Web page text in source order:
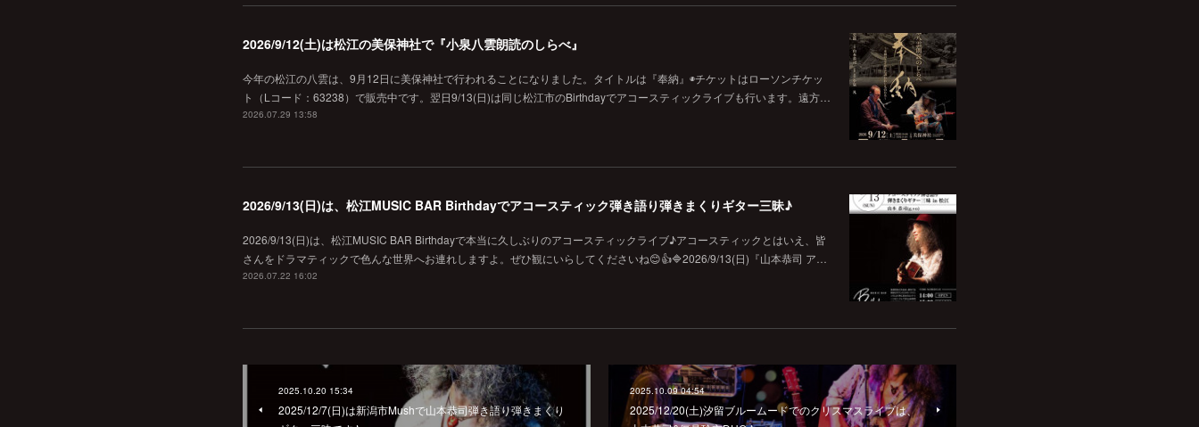
2026/9/12(土)は松江の美保神社で『小泉八雲朗読のしらべ』
今年の松江の八雲は、9月12日に美保神社で行われることになりました。タイトルは『奉納』◉チケットはローソンチケッ
ト（Lコード：63238）で販売中です。翌日9/13(日)は同じ松江市のBirthdayでアコースティックライブも行います。遠方…
2026.07.29 13:58
2026/9/13(日)は、松江MUSIC BAR Birthdayでアコースティック弾き語り弾きまくりギター三昧♪
2026/9/13(日)は、松江MUSIC BAR Birthdayで本当に久しぶりのアコースティックライブ♪アコースティックとはいえ、皆
さんをドラマティックで色んな世界へお連れしますよ。ぜひ観にいらしてくださいね😊👍🔷2026/9/13(日)『山本恭司 ア…
2026.07.22 16:02
2025.10.20 15:34
2025/12/7(日)は新潟市Mushで山本恭司弾き語り弾きまくり
2025.10.09 04:54
2025/12/20(土)汐留ブルームードでのクリスマスライブは、